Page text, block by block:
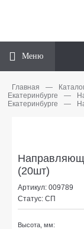
Меню
Главная —
Екатеринбурге
—
Екатеринбурге
—
(20шт)
Артикул: 009789
Статус: СП
Высота, мм: